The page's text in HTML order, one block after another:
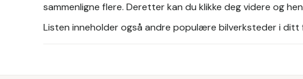
sammenligne flere. Deretter kan du klikke deg videre og
Listen inneholder også andre populære bilverksteder i ditt